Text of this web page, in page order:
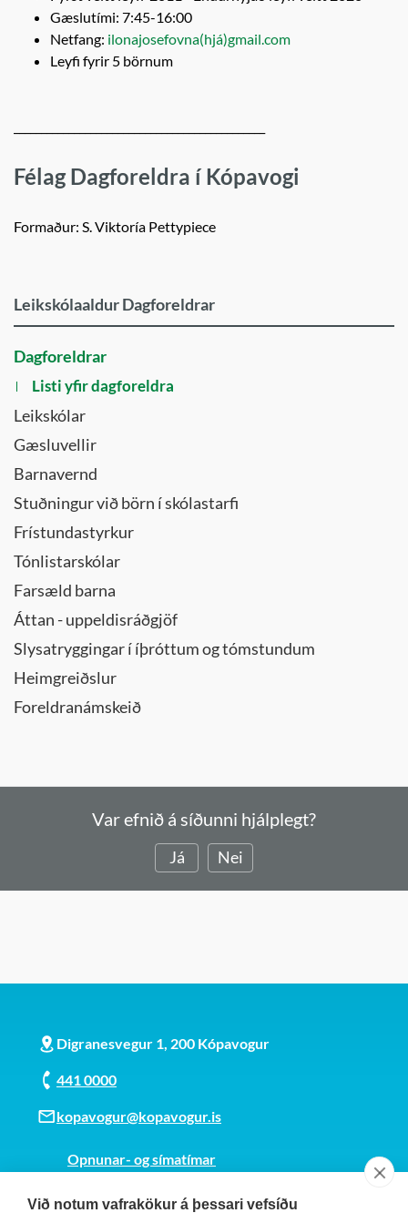
Við notum vafrakökur á þessari vefsíðu
Gæslutími: 7:45-16:00
Netfang: ilonajosefovna(hjá)gmail.com
Leyfi fyrir 5 börnum
Félag Dagforeldra í Kópavogi
Formaður: S. Viktoría Pettypiece
Leikskólaaldur Dagforeldrar
Dagforeldrar
Listi yfir dagforeldra
Leikskólar
Gæsluvellir
Barnavernd
Stuðningur við börn í skólastarfi
Frístundastyrkur
Tónlistarskólar
Farsæld barna
Áttan - uppeldisráðgjöf
Slysatryggingar í íþróttum og tómstundum
Heimgreiðslur
Foreldranámskeið
Var efnið á síðunni hjálplegt?
Já Nei
Digranesvegur 1, 200 Kópavogur
441 0000
kopavogur@kopavogur.is
Opnunar- og símatímar